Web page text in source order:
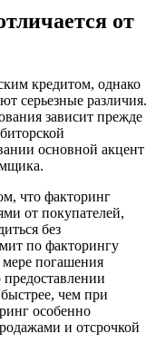
от
кредитом, однако
серьезные различия.
зависит прежде
основной акцент
что факторинг
от покупателей,
без
по факторингу
мере погашения
чем при
особенно
и отсрочкой